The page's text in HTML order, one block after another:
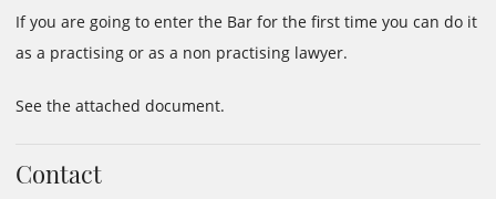
If you are going to enter the Bar for the first time you can do it
as a practising or as a non practising lawyer.
See the attached document.
Contact